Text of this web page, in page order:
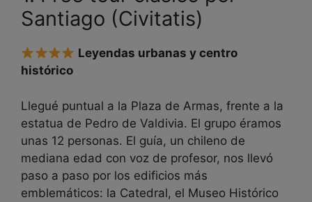
Santiago (Civitatis)
Leyendas urbanas y centro
histórico
Llegué puntual a la Plaza de Armas, frente a la
estatua de Pedro de Valdivia. El grupo éramos
unas 12 personas. El guía, un chileno de
mediana edad con voz de profesor, nos llevó
paso a paso por los edificios más
emblemáticos: la Catedral, el Museo Histórico